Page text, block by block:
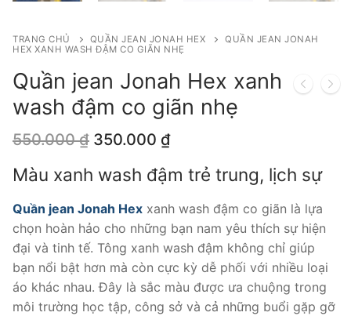
TRANG CHỦ QUẦN JEAN JONAH HEX
QUẦN JEAN JONAH
HEX XANH WASH ĐẬM CO GIÃN NHẸ
Quần jean Jonah Hex xanh
wash đậm co giãn nhẹ
550.000₫ Giá
là:
550.000 ₫.
350.000 ₫Giá
tại
là:
350.000 ₫.
Màu xanh wash đậm trẻ trung, lịch sự
Quần jean Jonah Hex xanh wash đậm co giãn là lựa
chọn hoàn hảo cho những bạn nam yêu thích sự hiện
đại và tinh tế. Tông xanh wash đậm không chỉ giúp
bạn nổi bật hơn mà còn cực kỳ dễ phối với nhiều loại
áo khác nhau. Đây là sắc màu được ưa chuộng trong
môi trường học tập, công sở và cả những buổi gặp gỡ